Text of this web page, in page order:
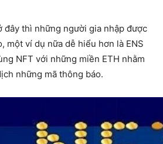
đây thì những người gia nhập được
một ví dụ nữa dễ hiểu hơn là ENS
NFT với những miền ETH nhằm
những mã thông báo.